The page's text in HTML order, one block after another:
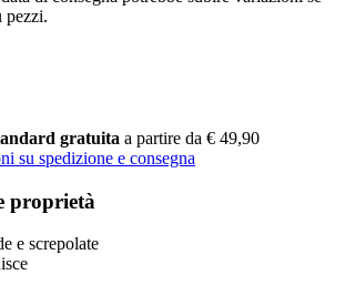
pezzi.
gratuita a partire da € 49,90
su spedizione e consegna
proprietà
e screpolate